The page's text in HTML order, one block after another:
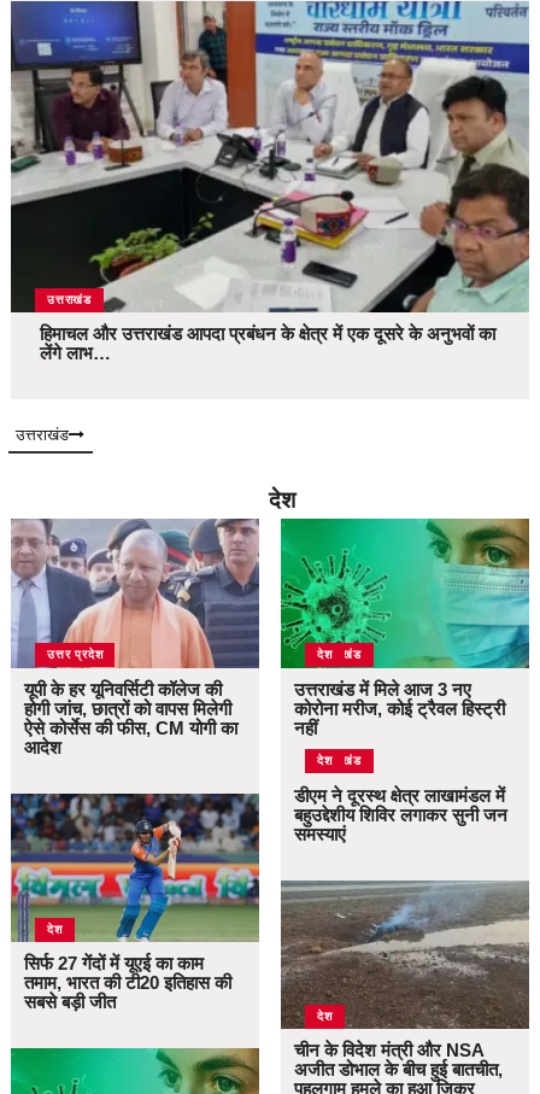
उत्तराखंड
हिमाचल और उत्तराखंड आपदा प्रबंधन के क्षेत्र में एक दूसरे के अनुभवों का
लेंगे लाभ…
उत्तराखंड
देश
उत्तर प्रदेश
यूपी के हर यूनिवर्सिटी कॉलेज की
होगी जांच, छात्रों को वापस मिलेगी
ऐसे कोर्सेस की फीस, CM योगी का
आदेश
देश
सिर्फ 27 गेंदों में यूएई का काम
तमाम, भारत की टी20 इतिहास की
सबसे बड़ी जीत
उत्तराखंड
देश
उत्तराखंड में मिले आज 3 नए
कोरोना मरीज, कोई ट्रैवल हिस्ट्री
नहीं
उत्तराखंड
देश
डीएम ने दूरस्थ क्षेत्र लाखामंडल में
बहुउद्देशीय शिविर लगाकर सुनी जन
समस्याएं
देश
चीन के विदेश मंत्री और NSA
अजीत डोभाल के बीच हुई बातचीत,
पहलगाम हमले का हुआ जिक्र